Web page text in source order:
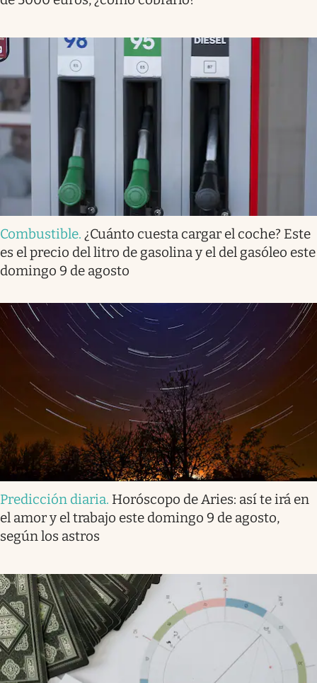
Combustible. ¿Cuánto cuesta cargar el coche? Este
es el precio del litro de gasolina y el del gasóleo este
domingo 9 de agosto
Predicción diaria. Horóscopo de Aries: así te irá en
el amor y el trabajo este domingo 9 de agosto,
según los astros